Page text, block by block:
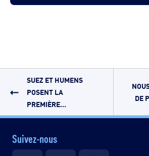
SUEZ ET HUMENS
POSENT LA
PREMIÈRE...
DE
Suivez-nous